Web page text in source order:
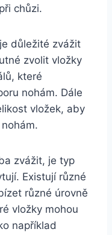
chůzi.
důležité zvážit
zvolit vložky
které
nohám. Dále
vložek, aby
zvážit, je typ
Existují různé
různé úrovně
vložky mohou
například